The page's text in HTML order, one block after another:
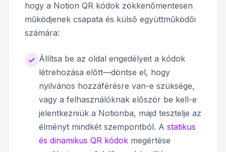
hogy a Notion QR kódok zökkenőmentesen
működjenek csapata és külső együttműködői
számára:
Állítsa be az oldal engedélyeit a kódok
létrehozása előtt—döntse el, hogy
nyilvános hozzáférésre van-e szüksége,
vagy a felhasználóknak először be kell-e
jelentkezniük a Notionba, majd tesztelje az
élményt mindkét szempontból. A statikus
és dinamikus QR kódok megértése